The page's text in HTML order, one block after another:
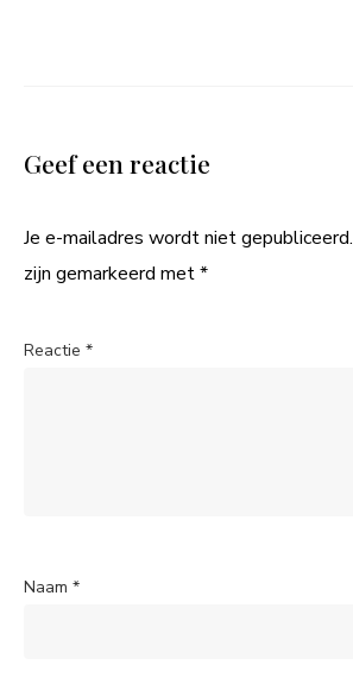
Geef een reactie
Je e-mailadres wordt niet gepubliceerd.
zijn gemarkeerd met*
Reactie *
Naam *